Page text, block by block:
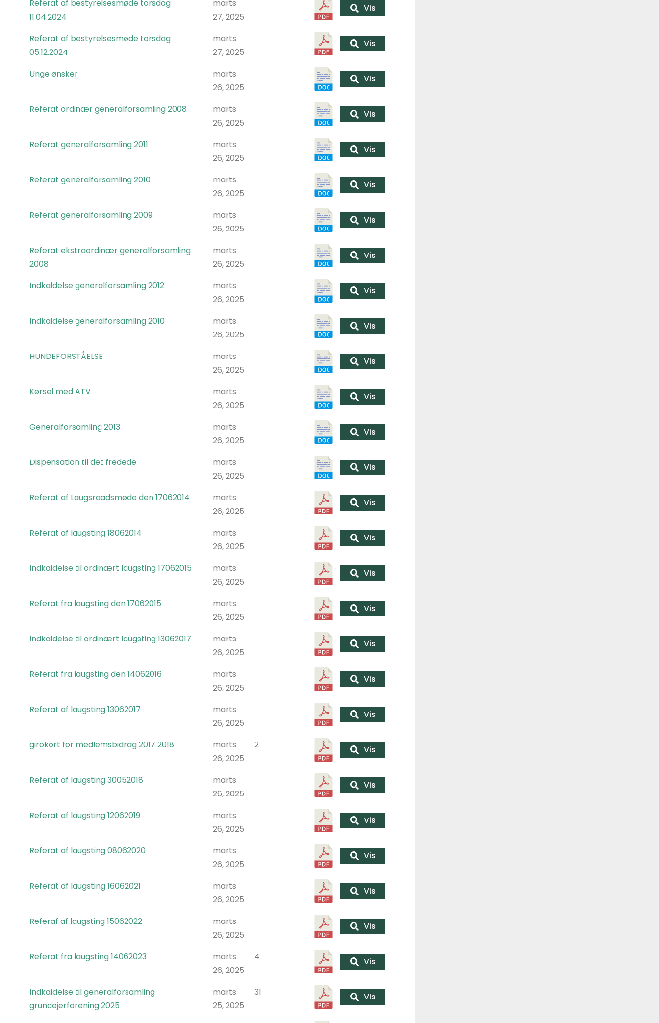
Referat af bestyrelsesmøde torsdag
11.04.2024
marts
27, 2025
Vis
Referat af bestyrelsesmøde torsdag
05.12.2024
marts
27, 2025
Vis
Unge ønsker
marts
26, 2025
Vis
Referat ordinær generalforsamling 2008
marts
26, 2025
Vis
Referat generalforsamling 2011
marts
26, 2025
Vis
Referat generalforsamling 2010
marts
26, 2025
Vis
Referat generalforsamling 2009
marts
26, 2025
Vis
Referat ekstraordinær generalforsamling
2008
marts
26, 2025
Vis
Indkaldelse generalforsamling 2012
marts
26, 2025
Vis
Indkaldelse generalforsamling 2010
marts
26, 2025
Vis
HUNDEFORSTÅELSE
marts
26, 2025
Vis
Kørsel med ATV
marts
26, 2025
Vis
Generalforsamling 2013
marts
26, 2025
Vis
Dispensation til det fredede
marts
26, 2025
Vis
Referat af Laugsraadsmøde den 17062014
marts
26, 2025
Vis
Referat af laugsting 18062014
marts
26, 2025
Vis
Indkaldelse til ordinært laugsting 17062015
marts
26, 2025
Vis
Referat fra laugsting den 17062015
marts
26, 2025
Vis
Indkaldelse til ordinært laugsting 13062017
marts
26, 2025
Vis
Referat fra laugsting den 14062016
marts
26, 2025
Vis
Referat af laugsting 13062017
marts
26, 2025
Vis
girokort for medlemsbidrag 2017 2018
marts
26, 2025
2 Vis
Referat af laugsting 30052018
marts
26, 2025
Vis
Referat af laugsting 12062019
marts
26, 2025
Vis
Referat af laugsting 08062020
marts
26, 2025
Vis
Referat af laugsting 16062021
marts
26, 2025
Vis
Referaf af laugsting 15062022
marts
26, 2025
Vis
Referat fra laugsting 14062023
marts
26, 2025
4 Vis
Indkaldelse til generalforsamling
grundejerforening 2025
marts
25, 2025
31 Vis